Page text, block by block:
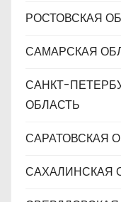
РОСТОВСКАЯ
САМАРСКАЯ
САНКТ-
ОБЛАСТЬ
САРАТОВСКАЯ
САХАЛИНСКАЯ